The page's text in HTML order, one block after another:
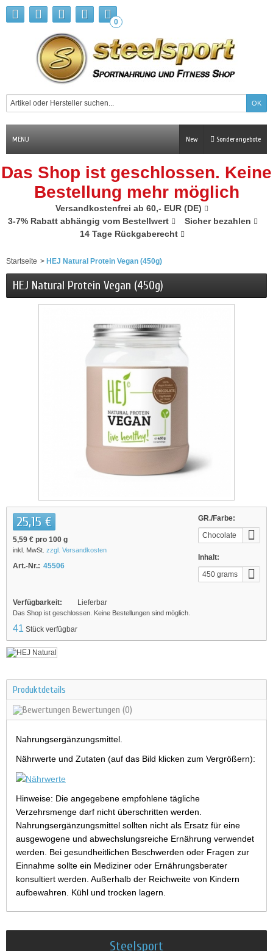
0
MENU Sonderangebote
New
Das Shop ist geschlossen. Keine
Bestellung mehr möglich
Versandkostenfrei ab 60,- EUR (DE)
3-7% Rabatt abhängig vom Bestellwert
Sicher bezahlen
14 Tage Rückgaberecht
Startseite > HEJ Natural Protein Vegan (450g)
HEJ Natural Protein Vegan (450g)
GR./Farbe:
Chocolate
Inhalt:
450 grams
25,15 €
5,59 € pro 100 g
inkl. MwSt. zzgl. Versandkosten
Art.-Nr.: 45506
Verfügbarkeit: Lieferbar
Das Shop ist geschlossen. Keine Bestellungen sind möglich.
41 Stück verfügbar
Produktdetails
Bewertungen (0)
Nahrungsergänzungsmittel.
Nährwerte und Zutaten (auf das Bild klicken zum Vergrößern):
Hinweise: Die angegebene empfohlene tägliche
Verzehrsmenge darf nicht überschritten werden.
Nahrungsergänzungsmittel sollten nicht als Ersatz für eine
ausgewogene und abwechslungsreiche Ernährung verwendet
werden. Bei gesundheitlichen Beschwerden oder Fragen zur
Einnahme sollte ein Mediziner oder Ernährungsberater
konsultiert werden. Außerhalb der Reichweite von Kindern
aufbewahren. Kühl und trocken lagern.
Steelsport